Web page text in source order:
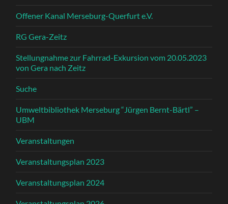
Offener Kanal Merseburg-Querfurt e.V.
RG Gera-Zeitz
Stellungnahme zur Fahrrad-Exkursion vom 20.05.2023
von Gera nach Zeitz
Suche
Umweltbibliothek Merseburg “Jürgen Bernt-Bärtl” –
UBM
Veranstaltungen
Veranstaltungsplan 2023
Veranstaltungsplan 2024